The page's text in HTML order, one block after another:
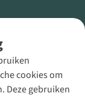
cookies om
Deze gebruiken